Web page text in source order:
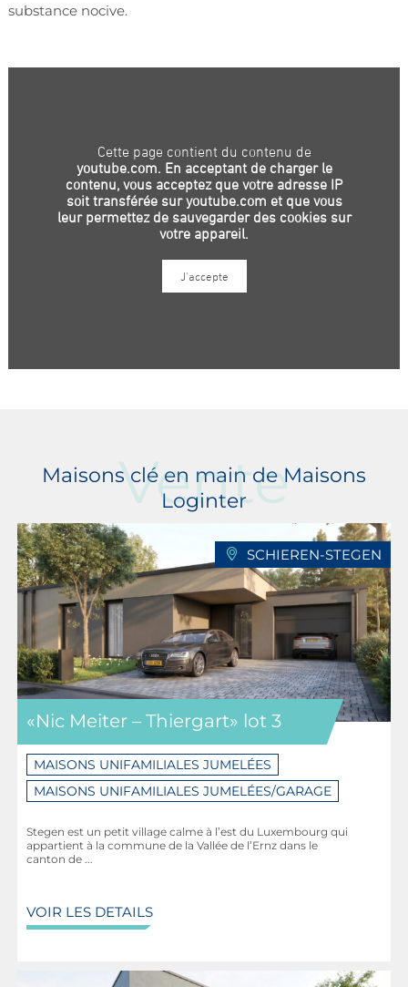
substance nocive.
Vente
Maisons clé en main de Maisons
Loginter
SCHIEREN-STEGEN
«Nic Meiter – Thiergart» lot 3
MAISONS UNIFAMILIALES JUMELÉES
MAISONS UNIFAMILIALES JUMELÉES/GARAGE
Stegen est un petit village calme à l’est du Luxembourg qui
appartient à la commune de la Vallée de l’Ernz dans le
canton de ...
VOIR LES DETAILS